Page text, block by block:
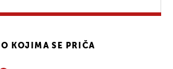
KOJIMA SE PRIČA